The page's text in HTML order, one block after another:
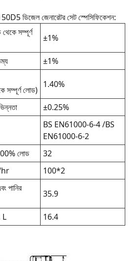
ডিজেল জেনারেটর সেট স্পেসিফিকেশন:
সম্পূর্ণ
±1%
±1%
সম্পূর্ণ লোড)
1.40%
±0.25%
BS EN61000-6-4 /BS
EN61000-6-2
লোড
32
hr
100*2
পানির
35.9
L 16.4